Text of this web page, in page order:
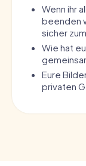
Wenn ihr
beenden
sicher
Wie hat
Eure
privaten